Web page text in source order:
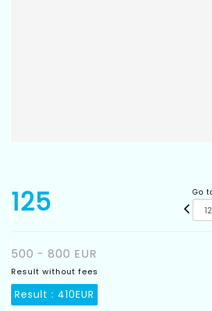
125 Go
500 - 800 EUR
Result without fees
Result : 410EUR